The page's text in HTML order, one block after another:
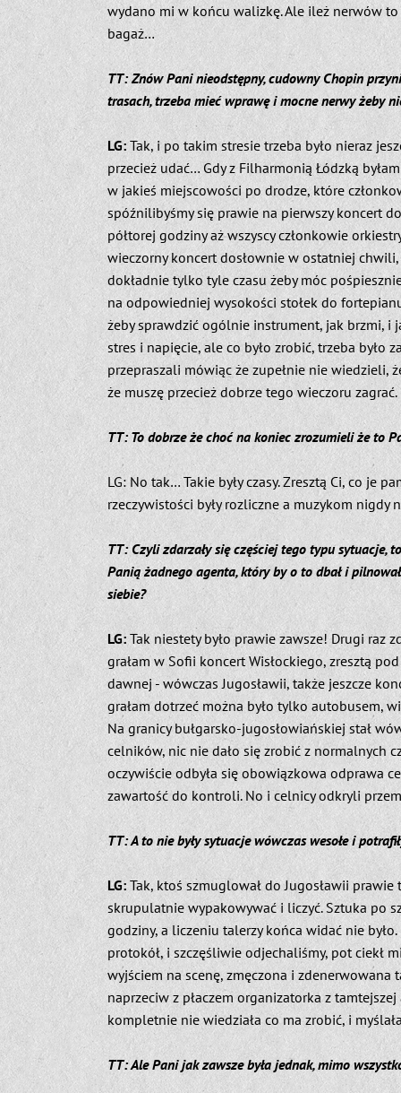
wydano mi w końcu walizkę. Ale ileż nerwów
bagaż…
TT: Znów Pani nieodstępny, cudowny Chopin
trasach, trzeba mieć wprawę i mocne nerwy żeby
LG:Tak, i po takim stresie trzeba było nieraz
przecież udać… Gdy z Filharmonią Łódzką
w jakieś miejscowości po drodze, które
spóźnilibyśmy się prawie na pierwszy koncert
półtorej godziny aż wszyscy członkowie
wieczorny koncert dosłownie w ostatniej
dokładnie tylko tyle czasu żeby móc
na odpowiedniej wysokości stołek do
żeby sprawdzić ogólnie instrument, jak brzmi, i
stres i napięcie, ale co było zrobić, trzeba było
przepraszali mówiąc że zupełnie nie
że muszę przecież dobrze tego wieczoru zagrać.
TT: To dobrze że choć na koniec zrozumieli że to
LG: No tak… Takie były czasy. Zresztą Ci, co je
rzeczywistości były rozliczne a muzykom
TT: Czyli zdarzały się częściej tego typu sytuacje,
Panią żadnego agenta, który by o to dbał i
siebie?
LG: Tak niestety było prawie zawsze! Drugi raz
grałam w Sofii koncert Wisłockiego, zresztą
dawnej - wówczas Jugosławii, także jeszcze
grałam dotrzeć można było tylko autobusem,
Na granicy bułgarsko-jugosłowiańskiej stał
celników, nic nie dało się zrobić z normalnych
oczywiście odbyła się obowiązkowa odprawa
zawartość do kontroli. No i celnicy odkryli
TT: A to nie były sytuacje wówczas wesołe i
LG: Tak, ktoś szmuglował do Jugosławii
skrupulatnie wypakowywać i liczyć. Sztuka po
godziny, a liczeniu talerzy końca widać nie
protokół, i szczęśliwie odjechaliśmy, pot ciekł
wyjściem na scenę, zmęczona i zdenerwowana
naprzeciw z płaczem organizatorka z
kompletnie nie wiedziała co ma zrobić, i
TT: Ale Pani jak zawsze była jednak, mimo